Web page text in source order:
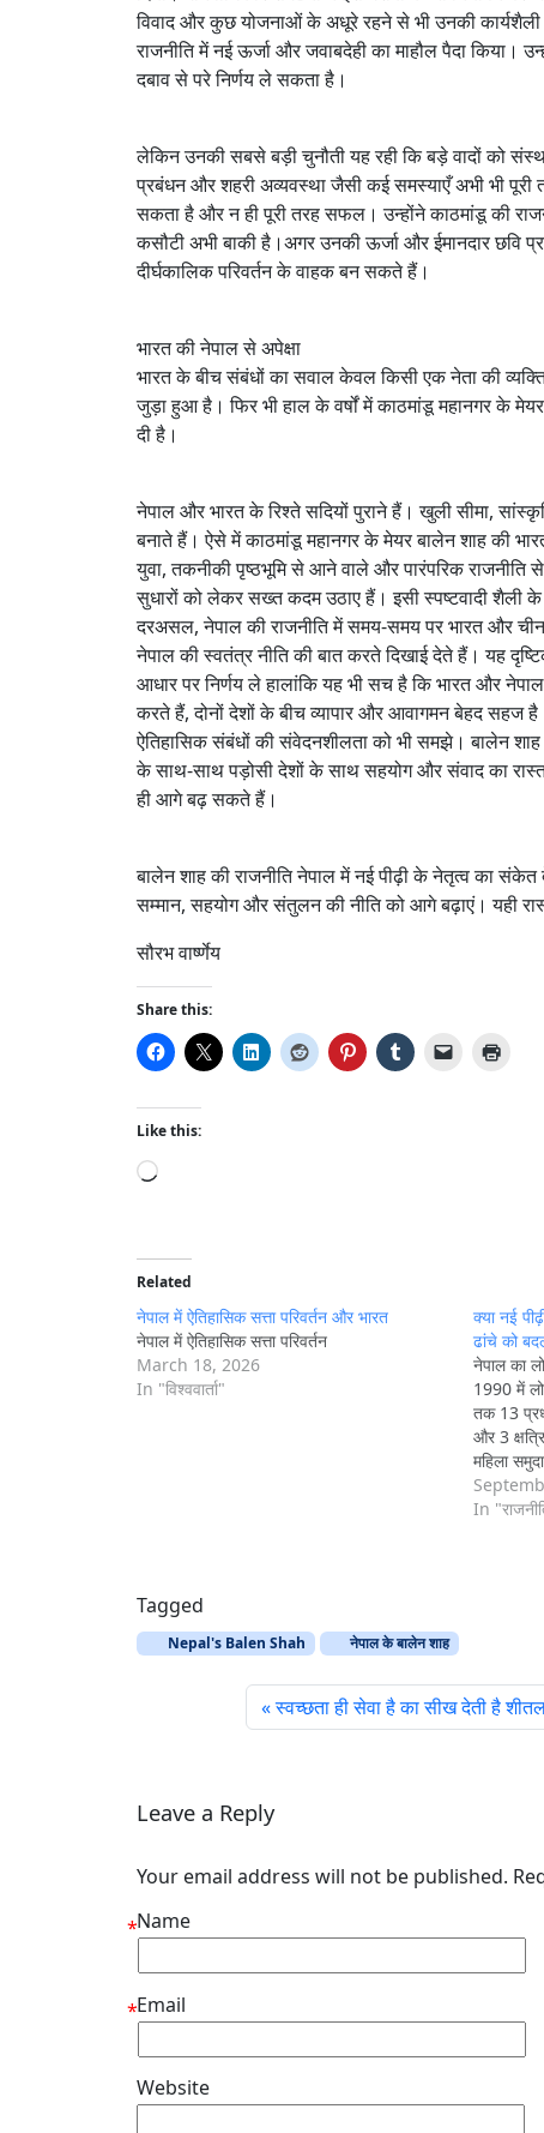
विवाद और कुछ योजनाओं के अधूरे रहने से भी उनकी
राजनीति में नई ऊर्जा और जवाबदेही का माहौल पैदा
दबाव से परे निर्णय ले सकता है।
लेकिन उनकी सबसे बड़ी चुनौती यह रही कि बड़े वादों को
प्रबंधन और शहरी अव्यवस्था जैसी कई समस्याएँ अभी भी
सकता है और न ही पूरी तरह सफल। उन्होंने काठमांडू की
कसौटी अभी बाकी है।अगर उनकी ऊर्जा और ईमानदार
दीर्घकालिक परिवर्तन के वाहक बन सकते हैं।
भारत की नेपाल से अपेक्षा
भारत के बीच संबंधों का सवाल केवल किसी एक नेता की
जुड़ा हुआ है। फिर भी हाल के वर्षों में काठमांडू महानगर के
दी है।
नेपाल और भारत के रिश्ते सदियों पुराने हैं। खुली सीमा,
बनाते हैं। ऐसे में काठमांडू महानगर के मेयर बालेन शाह की
युवा, तकनीकी पृष्ठभूमि से आने वाले और पारंपरिक
सुधारों को लेकर सख्त कदम उठाए हैं। इसी स्पष्टवादी शैली
दरअसल, नेपाल की राजनीति में समय-समय पर भारत और
नेपाल की स्वतंत्र नीति की बात करते दिखाई देते हैं। यह
आधार पर निर्णय ले हालांकि यह भी सच है कि भारत और
करते हैं, दोनों देशों के बीच व्यापार और आवागमन बेहद सहज
ऐतिहासिक संबंधों की संवेदनशीलता को भी समझे। बालेन
के साथ-साथ पड़ोसी देशों के साथ सहयोग और संवाद का
ही आगे बढ़ सकते हैं।
बालेन शाह की राजनीति नेपाल में नई पीढ़ी के नेतृत्व का
सम्मान, सहयोग और संतुलन की नीति को आगे बढ़ाएं। यही
सौरभ वार्ष्णेय
Share this:
Like this:
L
d
i
n
g
…
Related
नेपाल में ऐतिहासिक सत्ता परिवर्तन और भारत
नेपाल में ऐतिहासिक सत्ता परिवर्तन
March 18, 2026
In "विश्ववार्ता"
क्या नई
ढांचे को
नेपाल का
1990 में
तक 13
और 3
महिला
संसद और
In
Tagged
Nepal's Balen Shah नेपाल के बालेन शाह
स्वच्छता ही सेवा है का सीख देती है
Leave a Reply
Your email address will not be published.
Name
*
Email
*
Website